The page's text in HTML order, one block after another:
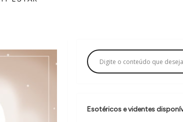
Esotéricos e videntes